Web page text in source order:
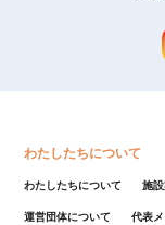
わたしたちについて
わたしたちについて 施
運営団体について 代表